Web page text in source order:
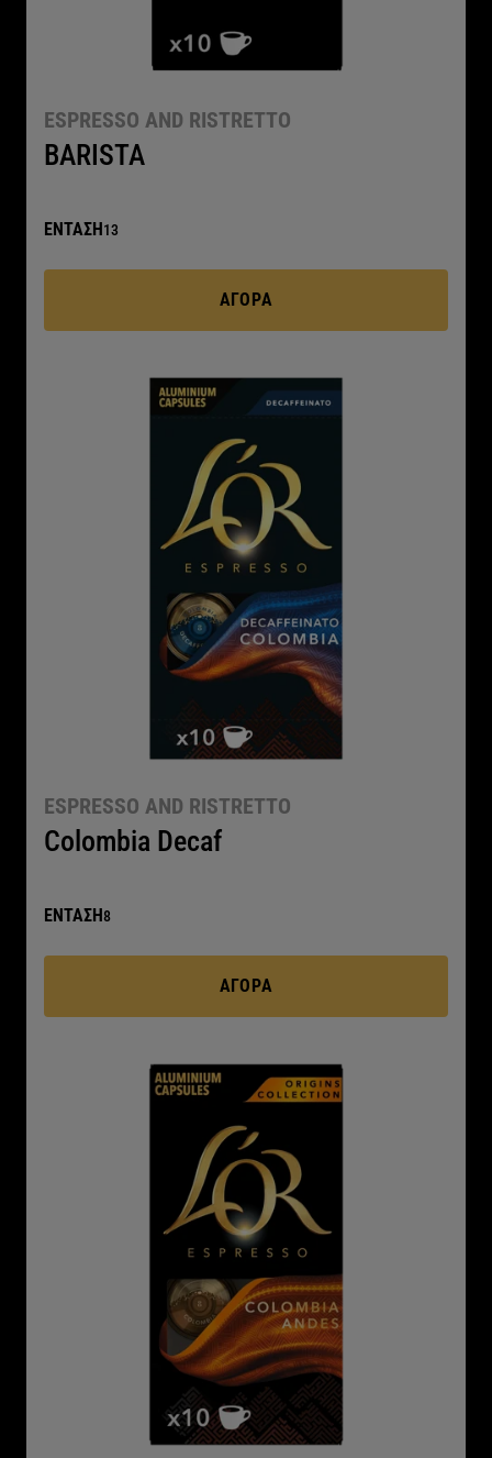
ESPRESSO AND RISTRETTO
BARISTA
ΕΝΤΑΣΗ13
ΑΓΟΡΆ
ESPRESSO AND RISTRETTO
Colombia Decaf
ΕΝΤΑΣΗ8
ΑΓΟΡΆ